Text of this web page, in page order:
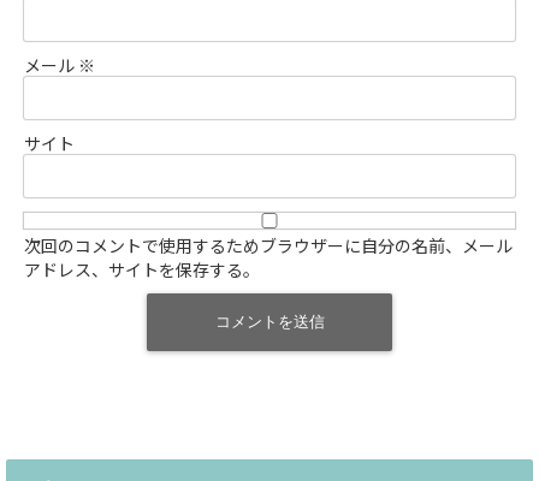
メール ※
サイト
次回のコメントで使用するためブラウザーに自分の名前、メール
アドレス、サイトを保存する。